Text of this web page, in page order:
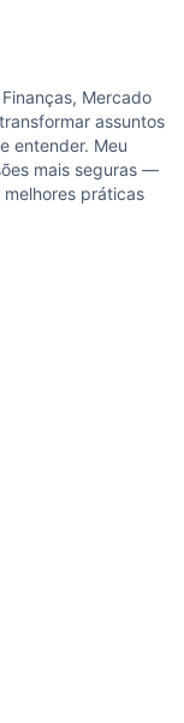
Mercado
assuntos
entender. Meu
mais seguras —
práticas